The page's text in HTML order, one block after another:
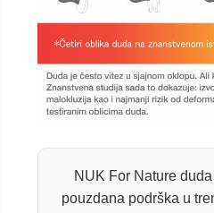
NUK For Nature
pouzdana podrška u